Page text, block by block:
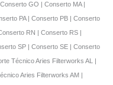
GO | Conserto MA |
PA | Conserto PB | Conserto
RN | Conserto RS |
SP | Conserto SE | Conserto
Técnico Aries Filterworks AL |
Aries Filterworks AM |